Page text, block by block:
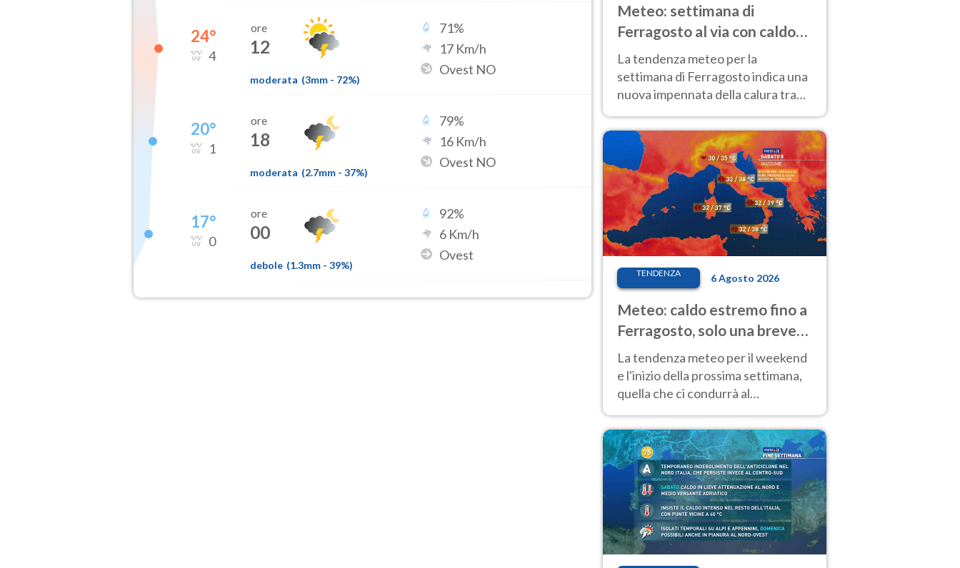
24°
4
ore
12
moderata (3mm - 72%)
71%
17 Km/h
Ovest NO
20°
1
ore
18
moderata (2.7mm - 37%)
79%
16 Km/h
Ovest NO
17°
0
ore
00
debole (1.3mm - 39%)
92%
6 Km/h
Ovest
Meteo: settimana di
Ferragosto al via con caldo
intenso e qualche temporale
La tendenza meteo per la
settimana di Ferragosto indica una
nuova impennata della calura tra
anche al Nord.
TENDENZA 6 Agosto 2026
Meteo: caldo estremo fino a
Ferragosto, solo una breve
pausa. Ecco dove
La tendenza meteo per il weekend
e l'inizio della prossima settimana,
quella che ci condurrà al
temperature molto elevate